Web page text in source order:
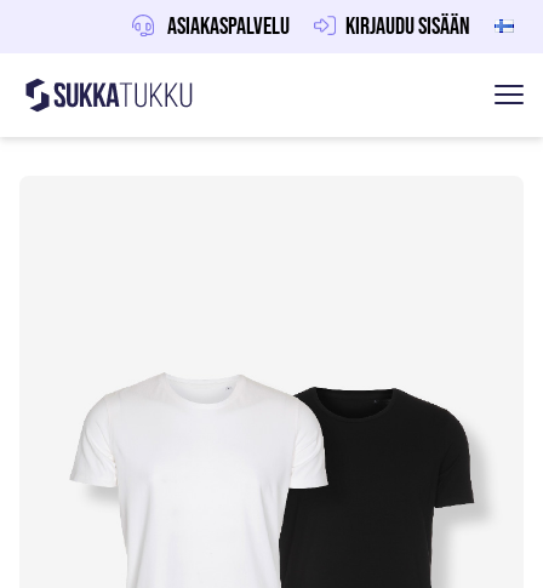
Asiakaspalvelu Kirjaudu sisään
Hoppa till innehåll
Sukkatukku